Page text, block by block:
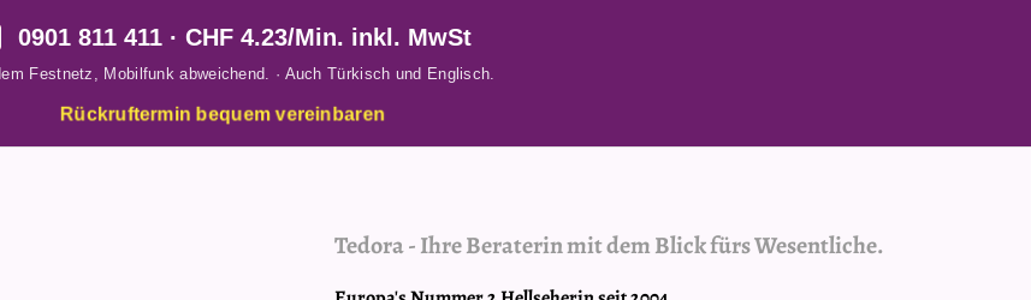
0901 811 411· CHF 4.23/Min. inkl. MwSt
Festnetz, Mobilfunk abweichend. · Auch Türkisch und Englisch.
Rückruftermin bequem vereinbaren
Tedora-Ihre Beraterin mit dem Blick fürs Wesentliche.